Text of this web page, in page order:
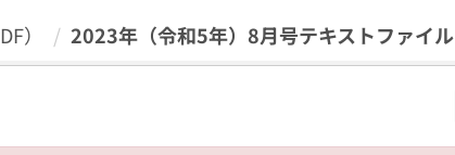
） 2023年（令和5年）8月号テキストファイル